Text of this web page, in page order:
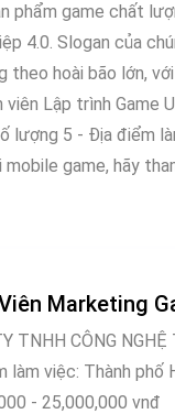
phẩm game chất
4.0. Slogan của
theo hoài bão lớn,
lượng 5 - Địa điểm
game, hãy
Marketing
TNHH CÔNG
Địa điểm làm việc:
10,000,000 - 25,000,000 vnđ